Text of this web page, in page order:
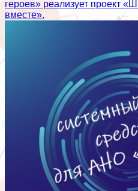
героев» реализует проект
вместе».